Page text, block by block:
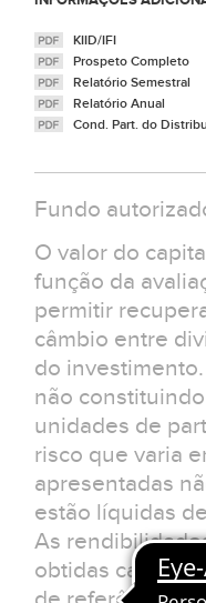
KIID/IFI
Prospeto Completo
Relatório Semestral
Relatório Anual
Cond. Part. do
Fundo
O valor do
função da
permitir
câmbio entre
do
não
unidades de
risco que varia
apresentadas
estão líquidas
As
obtidas caso o